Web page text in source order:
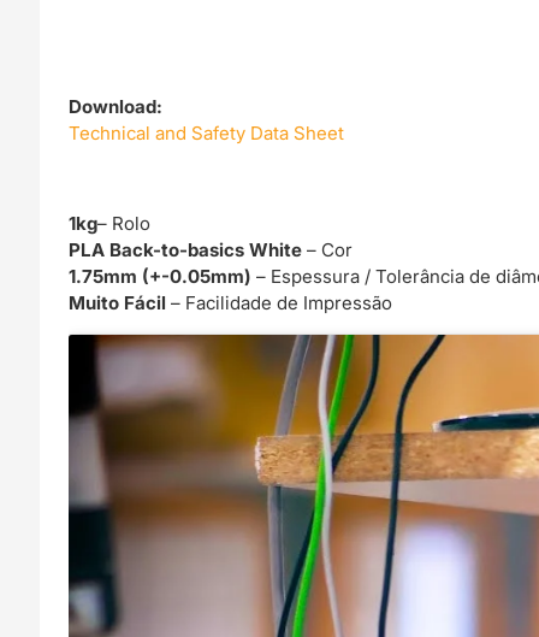
Download:
Technical and Safety Data Sheet
1kg– Rolo
PLA Back-to-basics White– Cor
1.75mm (+-0.05mm) – Espessura / Tolerância de
Muito Fácil– Facilidade de Impressão